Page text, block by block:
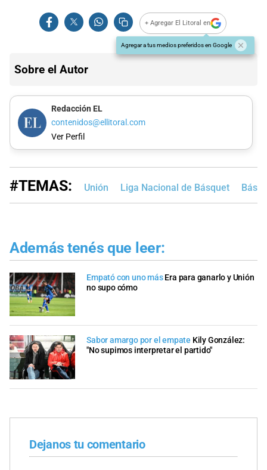
+ Agregar El Litoral en
Agregar a tus medios preferidos en Google
Sobre el Autor
Redacción EL
contenidos@ellitoral.com
Ver Perfil
#TEMAS: Unión Liga Nacional de Básquet
Además tenés que leer:
Empató con uno más Era para ganarlo y Unión
no supo cómo
Sabor amargo por el empate Kily González:
"No supimos interpretar el partido"
Dejanos tu comentario